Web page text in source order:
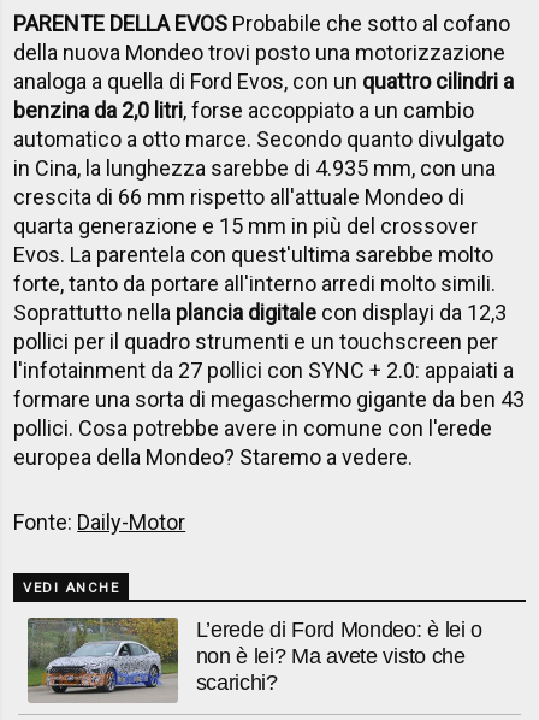
PARENTE DELLA EVOS Probabile che sotto al cofano
della nuova Mondeo trovi posto una motorizzazione
analoga a quella di Ford Evos, con un quattro cilindri a
benzina da 2,0 litri, forse accoppiato a un cambio
automatico a otto marce. Secondo quanto divulgato
in Cina, la lunghezza sarebbe di 4.935 mm, con una
crescita di 66 mm rispetto all'attuale Mondeo di
quarta generazione e 15 mm in più del crossover
Evos. La parentela con quest'ultima sarebbe molto
forte, tanto da portare all'interno arredi molto simili.
Soprattutto nella plancia digitale con displayi da 12,3
pollici per il quadro strumenti e un touchscreen per
l'infotainment da 27 pollici con SYNC + 2.0: appaiati a
formare una sorta di megaschermo gigante da ben 43
pollici. Cosa potrebbe avere in comune con l'erede
europea della Mondeo? Staremo a vedere.
Fonte: Daily-Motor
VEDI ANCHE
L’erede di Ford Mondeo: è lei o
non è lei? Ma avete visto che
scarichi?